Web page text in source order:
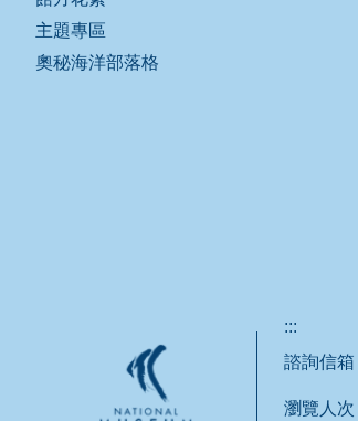
主題專區
奧秘海洋部落格
:::
諮詢信箱
瀏覽人次